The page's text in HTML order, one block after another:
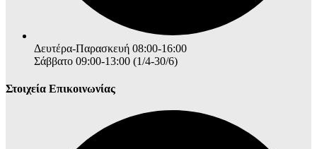
Δευτέρα-Παρασκευή 08:00-16:00
Σάββατο 09:00-13:00 (1/4-30/6)
Στοιχεία Επικοινωνίας